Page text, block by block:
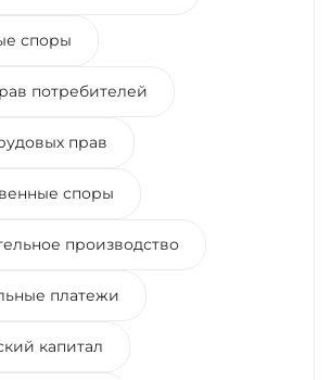
споры
потребителей
прав
споры
производство
платежи
капитал